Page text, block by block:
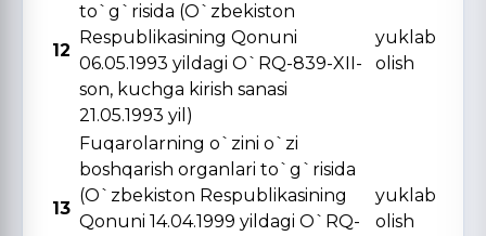
12
to`g`risida (O`zbekiston
Respublikasining Qonuni
06.05.1993 yildagi O`RQ-839-XII-
son, kuchga kirish sanasi
21.05.1993 yil)
yuklab
olish
13
Fuqarolarning o`zini o`zi
boshqarish organlari to`g`risida
(O`zbekiston Respublikasining
Qonuni 14.04.1999 yildagi O`RQ-
yuklab
olish